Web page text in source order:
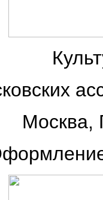
Москва,